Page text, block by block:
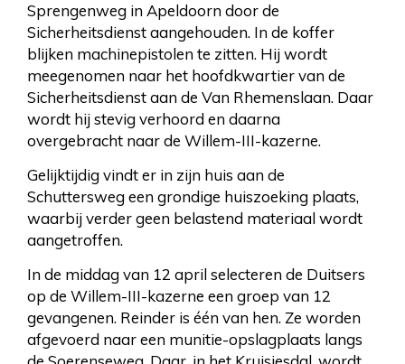
Sprengenweg in Apeldoorn door de
Sicherheitsdienst aangehouden. In de koffer
blijken machinepistolen te zitten. Hij wordt
meegenomen naar het hoofdkwartier van de
Sicherheitsdienst aan de Van Rhemenslaan. Daar
wordt hij stevig verhoord en daarna
overgebracht naar de Willem-III-kazerne.
Gelijktijdig vindt er in zijn huis aan de
Schuttersweg een grondige huiszoeking plaats,
waarbij verder geen belastend materiaal wordt
aangetroffen.
In de middag van 12 april selecteren de Duitsers
op de Willem-III-kazerne een groep van 12
gevangenen. Reinder is één van hen. Ze worden
afgevoerd naar een munitie-opslagplaats langs